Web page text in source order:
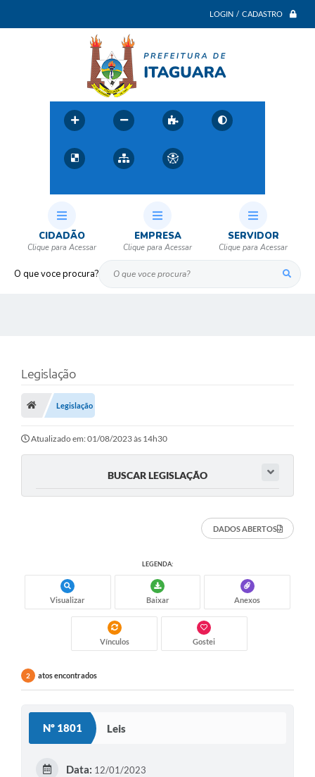
LOGIN / CADASTRO
O que voce procura?
CIDADÃO EMPRESA SERVIDOR
Legislação
Legislação
Atualizado em: 01/08/2023 às 14h30
BUSCAR LEGISLAÇÃO
DADOS ABERTOS
LEGENDA:
Visualizar Baixar Anexos
Vínculos Gostei
2 atos encontrados
Nº 1801 Leis
Data: 12/01/2023